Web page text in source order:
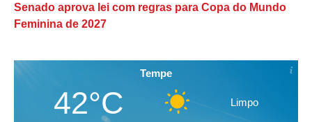
Senado aprova lei com regras para Copa do Mundo
Feminina de 2027
Tempe
42°C Limpo